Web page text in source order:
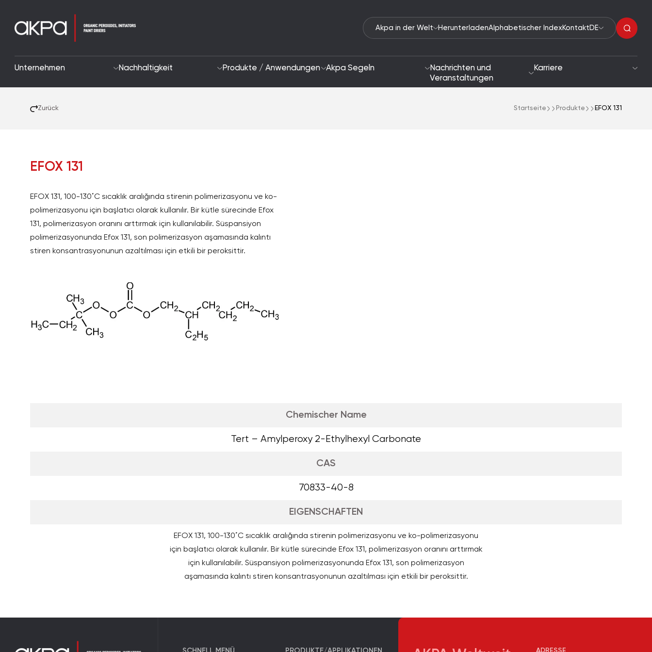
Akpa in der Welt HerunterladenAlphabetischer Index Kontakt DE
Unternehmen
F&E und Innovation
Nachhaltigkeit Produkte / Anwendungen Akpa Segeln
Nachrichten und
Veranstaltungen
Karriere
Zurück Startseite Produkte EFOX 131
EFOX 131
EFOX 131, 100-130˚C sıcaklık aralığında stirenin polimerizasyonu ve ko-
polimerizasyonu için başlatıcı olarak kullanılır. Bir kütle sürecinde Efox
131, polimerizasyon oranını arttırmak için kullanılabilir. Süspansiyon
polimerizasyonunda Efox 131, son polimerizasyon aşamasında kalıntı
stiren konsantrasyonunun azaltılması için etkili bir peroksittir.
Chemischer Name
Tert – Amylperoxy 2-Ethylhexyl Carbonate
CAS
70833-40-8
EIGENSCHAFTEN
EFOX 131, 100-130˚C sıcaklık aralığında stirenin polimerizasyonu ve ko-polimerizasyonu
için başlatıcı olarak kullanılır. Bir kütle sürecinde Efox 131, polimerizasyon oranını arttırmak
için kullanılabilir. Süspansiyon polimerizasyonunda Efox 131, son polimerizasyon
aşamasında kalıntı stiren konsantrasyonunun azaltılması için etkili bir peroksittir.